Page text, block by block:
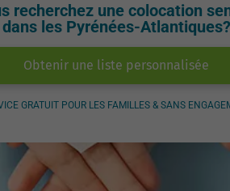
recherchez une colocation
dans les Pyrénées-Atlantiques?
Obtenir une liste personnalisée
GRATUIT POUR LES FAMILLES & SANS